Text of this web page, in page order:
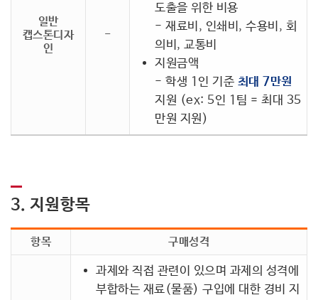
일반
캡스톤디자
인
-
도출을 위한 비용
- 재료비, 인쇄비, 수용비, 회
의비, 교통비
지원금액
- 학생 1인 기준 최대 7만원
지원 (ex: 5인 1팀 = 최대 35
만원 지원)
3. 지원항목
항목 구매성격
과제와 직접 관련이 있으며 과제의 성격에
부합하는 재료(물품) 구입에 대한 경비 지